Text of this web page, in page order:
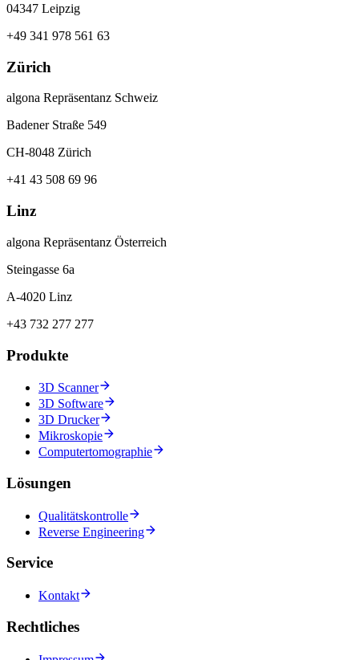
04347 Leipzig
+49 341 978 561 63
Zürich
algona Repräsentanz Schweiz
Badener Straße 549
CH-8048 Zürich
+41 43 508 69 96
Linz
algona Repräsentanz Österreich
Steingasse 6a
A-4020 Linz
+43 732 277 277
Produkte
3D Scanner
3D Software
3D Drucker
Mikroskopie
Computertomographie
Lösungen
Qualitätskontrolle
Reverse Engineering
Service
Kontakt
Rechtliches